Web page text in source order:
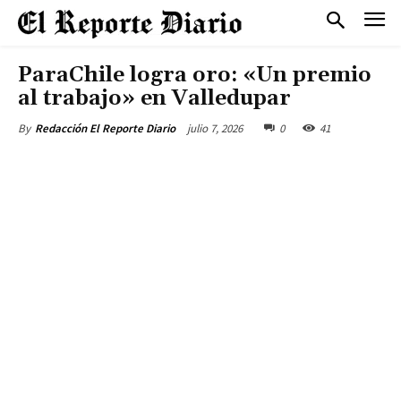
ParaChile logra oro: «Un premio
al trabajo» en Valledupar
By Redacción El Reporte Diario julio 7, 2026 0 41